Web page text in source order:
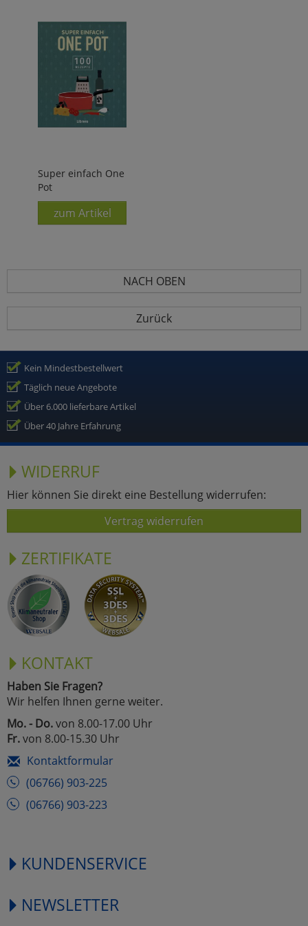
Super einfach One
Pot
zum Artikel
NACH OBEN
Zurück
Kein Mindestbestellwert
Täglich neue Angebote
Über 6.000 lieferbare Artikel
Über 40 Jahre Erfahrung
WIDERRUF
Hier können Sie direkt eine Bestellung widerrufen:
Vertrag widerrufen
ZERTIFIKATE
KONTAKT
Haben Sie Fragen?
Wir helfen Ihnen gerne weiter.
Mo. - Do.von 8.00-17.00 Uhr
Fr.von 8.00-15.30 Uhr
Kontaktformular
(06766) 903-225
(06766) 903-223
KUNDENSERVICE
NEWSLETTER